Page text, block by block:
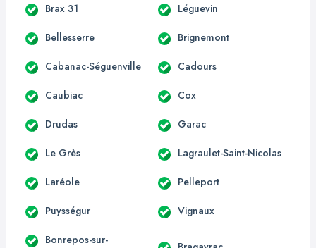
Brax 31 Léguevin
Bellesserre Brignemont
Cabanac-Séguenville Cadours
Caubiac Cox
Drudas Garac
Le Grès Lagraulet-Saint-Nicolas
Laréole Pelleport
Puysségur Vignaux
Bonrepos-sur-